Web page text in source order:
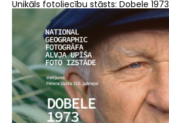
Unikāls fotoliecību stāsts: Dobele 1973